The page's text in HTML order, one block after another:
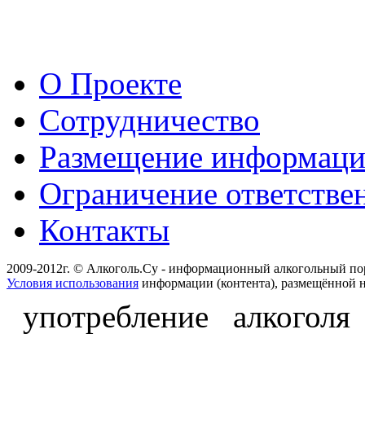
О Проекте
Сотрудничество
Размещение
Ограничение
Контакты
2009-2012г. © Алкоголь.Су - информационный алкогольный
Условия использования информации (контента), размещённой
употребление